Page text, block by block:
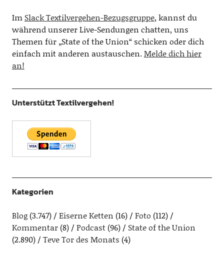
Im Slack Textilvergehen-Bezugsgruppe, kannst du
während unserer Live-Sendungen chatten, uns
Themen für „State of the Union“ schicken oder dich
einfach mit anderen austauschen.Melde dich hier
an!
Unterstützt Textilvergehen!
Kategorien
Blog(3.747) Eiserne Ketten (16) Foto (112)
Kommentar(8) Podcast(96)
State of the Union
(2.890)
Teve Tor des Monats (4)